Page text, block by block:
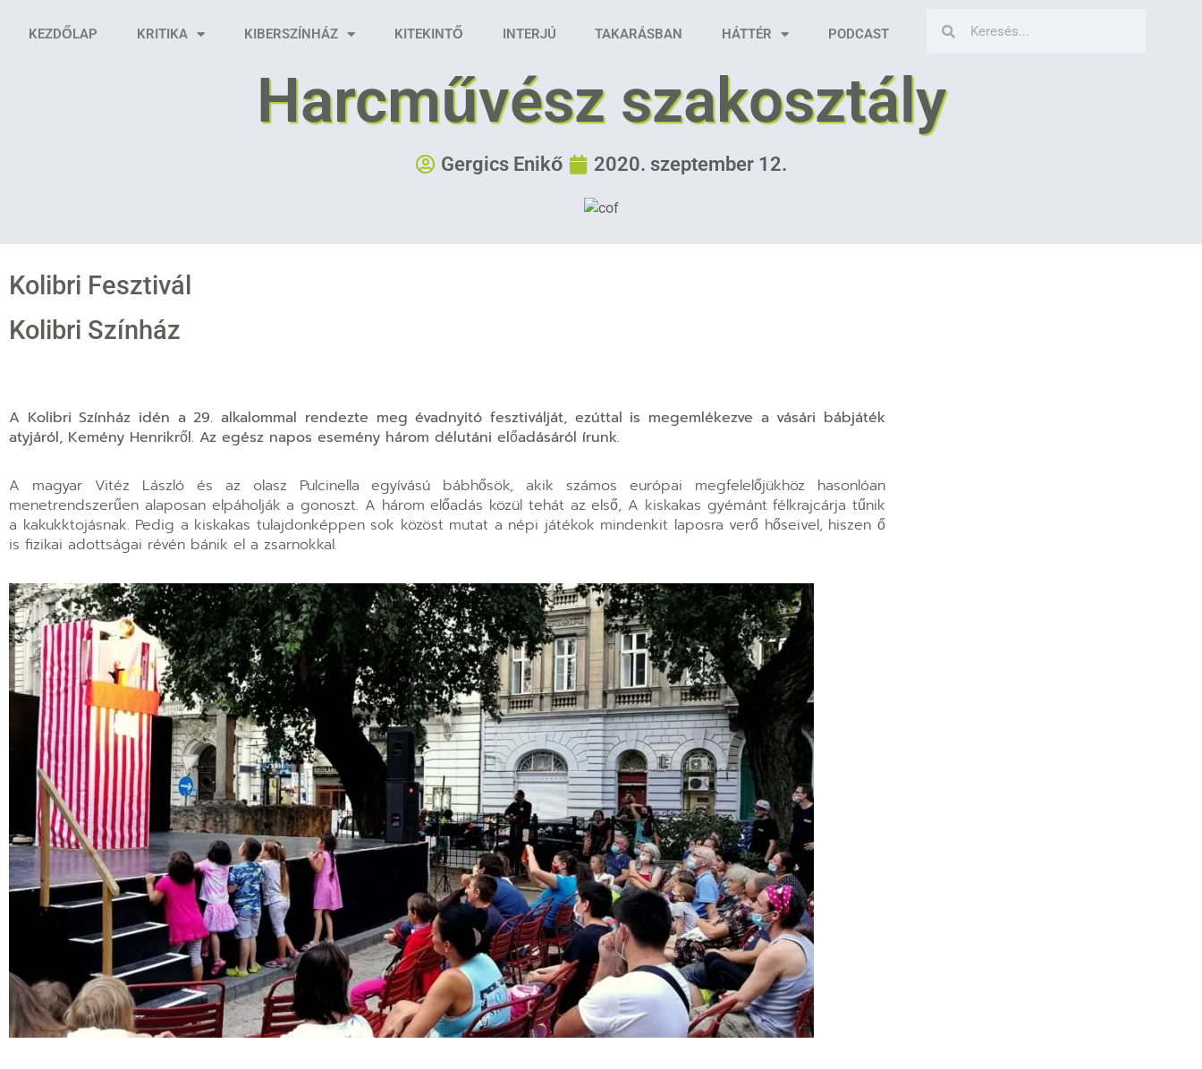
KEZDŐLAP KRITIKA KIBERSZÍNHÁZ KITEKINTŐ INTERJÚ TAKARÁSBAN HÁTTÉR PODCAST
Harcművész szakosztály
Gergics Enikő 2020. szeptember 12.
Kolibri Fesztivál
Kolibri Színház
A Kolibri Színház idén a 29. alkalommal rendezte meg évadnyitó fesztiválját, ezúttal is megemlékezve a vásári bábjáték
atyjáról, Kemény Henrikről. Az egész napos esemény három délutáni előadásáról írunk.
A magyar Vitéz László és az olasz Pulcinella egyívású bábhősök, akik számos európai megfelelőjükhöz hasonlóan
menetrendszerűen alaposan elpáholják a gonoszt. A három előadás közül tehát az első, A kiskakas gyémánt félkrajcárja tűnik
a kakukktojásnak. Pedig a kiskakas tulajdonképpen sok közöst mutat a népi játékok mindenkit laposra verő hőseivel, hiszen ő
is fizikai adottságai révén bánik el a zsarnokkal.